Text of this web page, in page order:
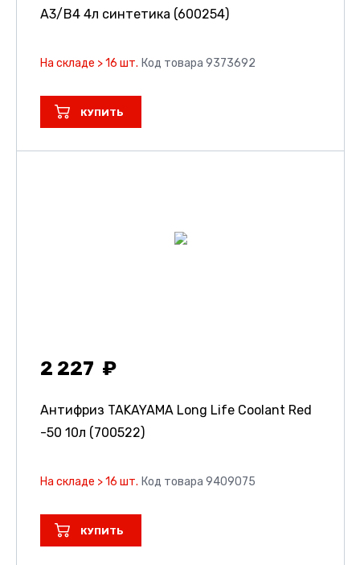
A3/B4 4л синтетика (600254)
На складе > 16 шт. Код товара 9373692
КУПИТЬ
2 227
Антифриз TAKAYAMA Long Life Coolant Red
-50 10л (700522)
На складе > 16 шт. Код товара 9409075
КУПИТЬ